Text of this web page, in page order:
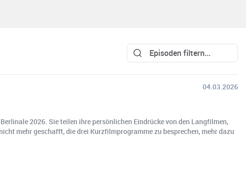
04.03.2026
2026. Sie teilen ihre persönlichen Eindrücke von den Langfilmen,
mehr geschafft, die drei Kurzfilmprogramme zu besprechen, mehr dazu